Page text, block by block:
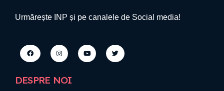
Urmărește INP și pe canalele de Social media!
DESPRE NOI